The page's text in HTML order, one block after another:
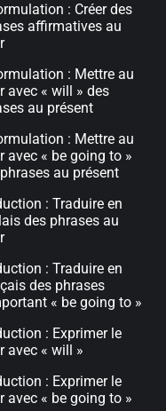
: Créer des
affirmatives au
: Mettre au
avec « will » des
au présent
: Mettre au
avec « be going to »
au présent
: Traduire en
des phrases au
: Traduire en
des phrases
« be going to »
: Exprimer le
avec « will »
: Exprimer le
avec « be going to »